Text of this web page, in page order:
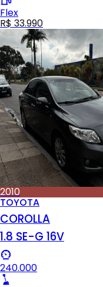
Flex
R$ 33.990
2010
TOYOTA
COROLLA
1.8 SE-G 16V
240.000